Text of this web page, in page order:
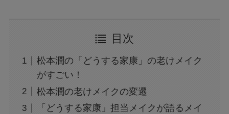
目次
松本潤の「どうする家康」の老けメイク
がすごい！
松本潤の老けメイクの変遷
「どうする家康」担当メイクが語るメイ